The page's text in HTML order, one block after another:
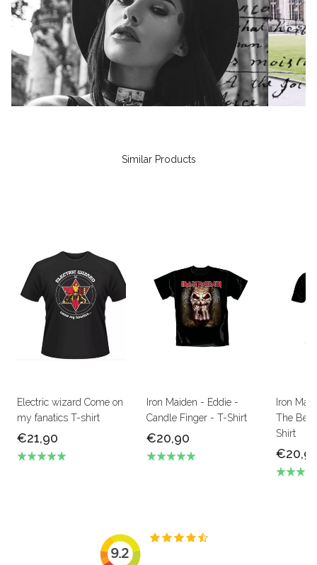
Similar Products
Electric wizard Come on
my fanatics T-shirt
€21,90
Iron Maiden - Eddie -
Candle Finger - T-Shirt
€20,90
Iron
The
Shirt